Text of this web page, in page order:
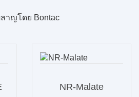
าญโดย Bontac
NR-Malate